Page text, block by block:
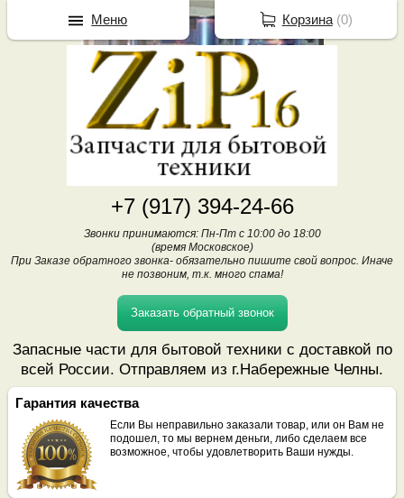
+7 (917) 394-24-66
Звонки принимаются: Пн-Пт с 10:00 до 18:00
(время Московское)
При Заказе обратного звонка- обязательно пишите свой вопрос. Иначе
не позвоним, т.к. много спама!
Заказать обратный звонок
Запасные части для бытовой техники с доставкой по
всей России. Отправляем из г.Набережные Челны.
Гарантия качества
Если Вы неправильно заказали товар, или он Вам не
подошел, то мы вернем деньги, либо сделаем все
возможное, чтобы удовлетворить Ваши нужды.
Корзина(0)
Меню